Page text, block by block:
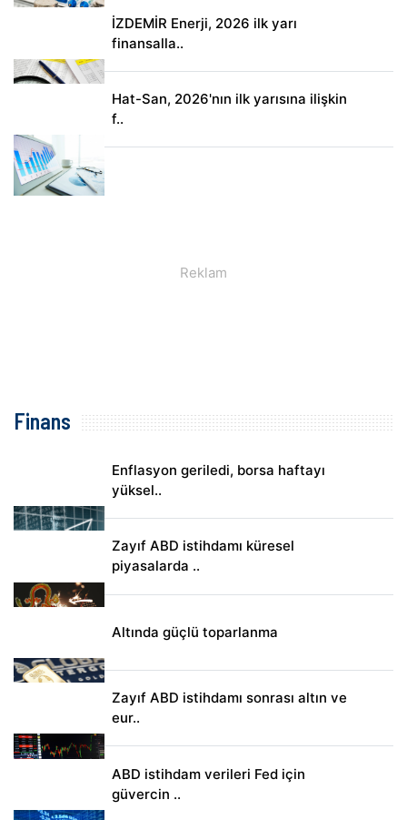
İZDEMİR Enerji, 2026 ilk yarı
finansalla..
Hat-San, 2026'nın ilk yarısına ilişkin
f..
Finans
Enflasyon geriledi, borsa haftayı
yüksel..
Zayıf ABD istihdamı küresel
piyasalarda ..
Altında güçlü toparlanma
Zayıf ABD istihdamı sonrası altın ve
eur..
ABD istihdam verileri Fed için
güvercin ..